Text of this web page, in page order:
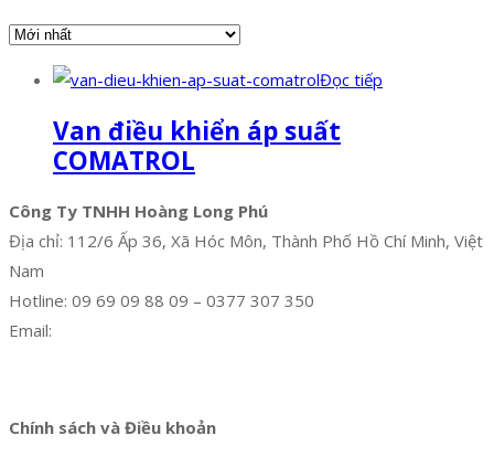
Đọc tiếp
Van điều khiển áp suất
COMATROL
Công Ty TNHH Hoàng Long Phú
Địa chỉ: 112/6 Ấp 36, Xã Hóc Môn, Thành Phố Hồ Chí Minh, Việt
Nam
Hotline: 09 69 09 88 09 – 0377 307 350
Email:
Chính sách và Điều khoản